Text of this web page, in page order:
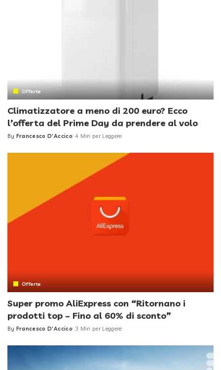
Offerte
Climatizzatore a meno di 200 euro? Ecco
l’offerta del Prime Day da prendere al volo
Posted
By Francesco D'Accico 4 Min per Leggere
Offerte
Super promo AliExpress con “Ritornano i
prodotti top – Fino al 60% di sconto”
Posted
By Francesco D'Accico 3 Min per Leggere